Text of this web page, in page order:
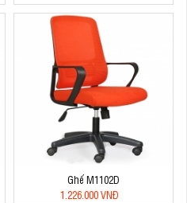
Ghế M1102D
1.226.000 VNĐ